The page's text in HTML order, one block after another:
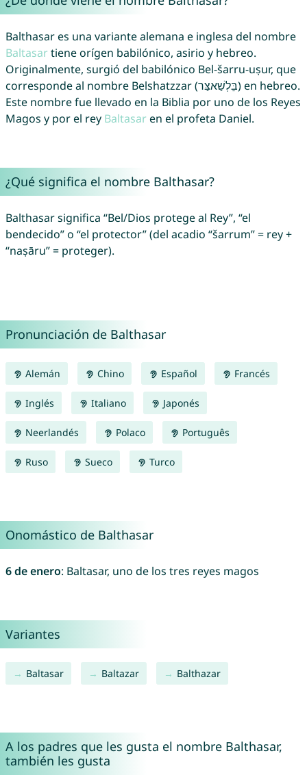
Balthasar es una variante alemana e inglesa del nombre
Baltasartiene orígen babilónico, asirio y hebreo.
Originalmente, surgió del babilónico Bel-šarru-uṣur, que
corresponde al nombre Belshatzzar (בֵּלְשַׁאצַּר) en hebreo.
Este nombre fue llevado en la Biblia por uno de los Reyes
Magos y por el rey Baltasaren el profeta Daniel.
¿Qué significa el nombre Balthasar?
Balthasar significa “Bel/Dios protege al Rey”, “el
bendecido” o “el protector” (del acadio “šarrum” = rey +
“naṣāru” = proteger).
Pronunciación de Balthasar
Alemán Chino Español Francés
Inglés Italiano Japonés
Neerlandés Polaco Português
Ruso Sueco Turco
Onomástico de Balthasar
6 de enero: Baltasar, uno de los tres reyes magos
Variantes
Baltasar Baltazar Balthazar
A los padres que les gusta el nombre Balthasar,
también les gusta